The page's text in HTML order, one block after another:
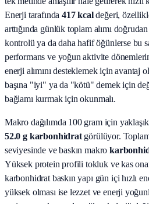
Enerji tarafında417 kcaldeğeri,
arttığında günlük toplam alımı
kontrolü ya da daha hafif öğünlerse bu
performans ve yoğun aktivite
enerji alımını desteklemek için avantaj
başına "iyi" ya da "kötü" demek için
bağlamı kurmak için okunmalı.
Makro dağılımda 100 gram için
52.0 g karbonhidratgörülüyor.
seviyesinde ve baskın makro
Yüksek protein profili tokluk ve kas
karbonhidrat baskın yapı gün içi hızlı
yüksek olması ise lezzet ve enerji